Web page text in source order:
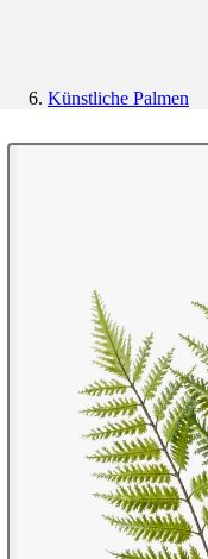
Künstliche Palmen